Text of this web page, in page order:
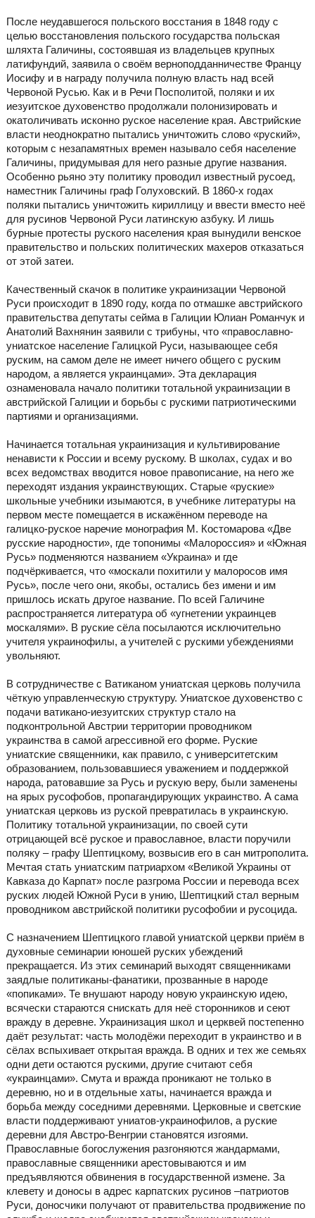
После неудавшегося польского восстания в 1848 году с
целью восстановления польского государства польская
шляхта Галичины, состоявшая из владельцев крупных
латифундий, заявила о своём верноподданничестве Францу
Иосифу и в награду получила полную власть над всей
Червоной Русью. Как и в Речи Посполитой, поляки и их
иезуитское духовенство продолжали полонизировать и
окатоличивать исконно руское население края. Австрийские
власти неоднократно пытались уничтожить слово «руский»,
которым с незапамятных времен называло себя население
Галичины, придумывая для него разные другие названия.
Особенно рьяно эту политику проводил известный русоед,
наместник Галичины граф Голуховский. В 1860-х годах
поляки пытались уничтожить кириллицу и ввести вместо неё
для русинов Червоной Руси латинскую азбуку. И лишь
бурные протесты руского населения края вынудили венское
правительство и польских политических махеров отказаться
от этой затеи.
Качественный скачок в политике украинизации Червоной
Руси происходит в 1890 году, когда по отмашке австрийского
правительства депутаты сейма в Галиции Юлиан Романчук и
Анатолий Вахнянин заявили с трибуны, что «православно-
униатское население Галицкой Руси, называющее себя
руским, на самом деле не имеет ничего общего с руским
народом, а является украинцами». Эта декларация
ознаменовала начало политики тотальной украинизации в
австрийской Галиции и борьбы с рускими патриотическими
партиями и организациями.
Начинается тотальная украинизация и культивирование
ненависти к России и всему рускому. В школах, судах и во
всех ведомствах вводится новое правописание, на него же
переходят издания украинствующих. Старые «руские»
школьные учебники изымаются, в учебнике литературы на
первом месте помещается в искажённом переводе на
галицко-руское наречие монография М. Костомарова «Две
русские народности», где топонимы «Малороссия» и «Южная
Русь» подменяются названием «Украина» и где
подчёркивается, что «москали похитили у малоросов имя
Русь», после чего они, якобы, остались без имени и им
пришлось искать другое название. По всей Галичине
распространяется литература об «угнетении украинцев
москалями». В руские сёла посылаются исключительно
учителя украинофилы, а учителей с рускими убеждениями
увольняют.
В сотрудничестве с Ватиканом униатская церковь получила
чёткую управленческую структуру. Униатское духовенство с
подачи ватикано-иезуитских структур стало на
подконтрольной Австрии территории проводником
украинства в самой агрессивной его форме. Руские
униатские священники, как правило, с университетским
образованием, пользовавшиеся уважением и поддержкой
народа, ратовавшие за Русь и рускую веру, были заменены
на ярых русофобов, пропагандирующих украинство. А сама
униатская церковь из руской превратилась в украинскую.
Политику тотальной украинизации, по своей сути
отрицающей всё руское и православное, власти поручили
поляку – графу Шептицкому, возвысив его в сан митрополита.
Мечтая стать униатским патриархом «Великой Украины от
Кавказа до Карпат» после разгрома России и перевода всех
руских людей Южной Руси в унию, Шептицкий стал верным
проводником австрийской политики русофобии и русоцида.
С назначением Шептицкого главой униатской церкви приём в
духовные семинарии юношей руских убеждений
прекращается. Из этих семинарий выходят священниками
заядлые политиканы-фанатики, прозванные в народе
«попиками». Те внушают народу новую украинскую идею,
всячески стараются снискать для неё сторонников и сеют
вражду в деревне. Украинизация школ и церквей постепенно
даёт результат: часть молодёжи переходит в украинство и в
сёлах вспыхивает открытая вражда. В одних и тех же семьях
одни дети остаются рускими, другие считают себя
«украинцами». Смута и вражда проникают не только в
деревню, но и в отдельные хаты, начинается вражда и
борьба между соседними деревнями. Церковные и светские
власти поддерживают униатов-украинофилов, а руские
деревни для Австро-Венгрии становятся изгоями.
Православные богослужения разгоняются жандармами,
православные священники арестовываются и им
предъявляются обвинения в государственной измене. За
клевету и доносы в адрес карпатских русинов –патриотов
Руси, доносчики получают от правительства продвижение по